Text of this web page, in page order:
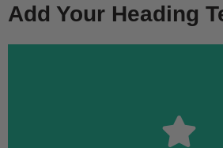
Add Your Heading
to change this text. Lorem
amet consectetur